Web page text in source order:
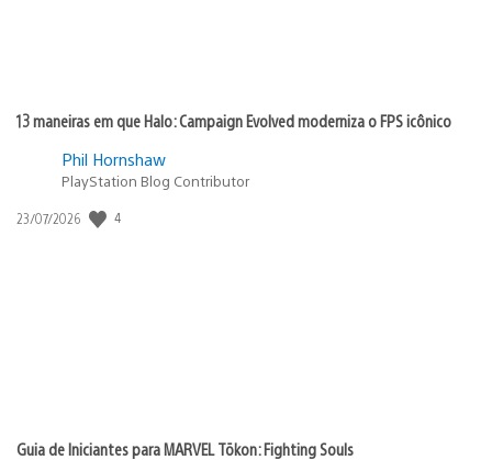
13 maneiras em que Halo: Campaign Evolved moderniza o FPS icônico
Phil Hornshaw
PlayStation Blog Contributor
Data
23/07/2026 4
Guia de Iniciantes para MARVEL Tōkon: Fighting Souls